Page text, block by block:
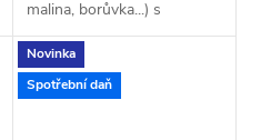
malina, borůvka...) s
osvěžujícím cool efektem.
Novinka
Spotřební daň